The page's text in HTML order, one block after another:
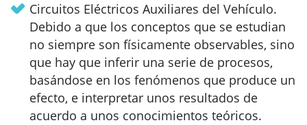
Circuitos Eléctricos Auxiliares del Vehículo.
Debido a que los conceptos que se estudian
no siempre son físicamente observables, sino
que hay que inferir una serie de procesos,
basándose en los fenómenos que produce un
efecto, e interpretar unos resultados de
acuerdo a unos conocimientos teóricos.